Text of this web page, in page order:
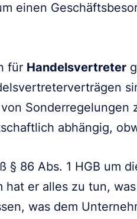
einen
für Handelsvertreter
Sonderregelungen
abhängig,
§ 86 Abs. 1 HGB um
er alles zu tun,
was dem